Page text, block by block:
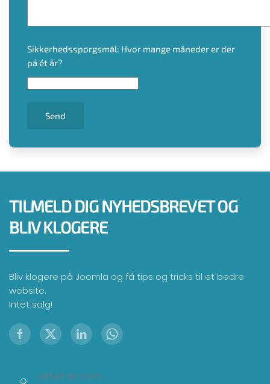
Sikkerhedsspørgsmål: Hvor mange måneder er der
på ét år?
Send
TILMELD DIG NYHEDSBREVET OG
BLIV KLOGERE
Bliv klogere på Joomla og få tips og tricks til et bedre
website.
Intet salg!